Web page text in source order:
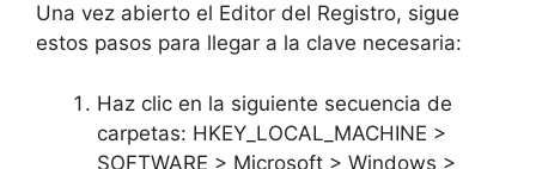
Una vez abierto el Editor del Registro, sigue
estos pasos para llegar a la clave necesaria:
Haz clic en la siguiente secuencia de
carpetas: HKEY_LOCAL_MACHINE >
SOFTWARE > Microsoft > Windows >